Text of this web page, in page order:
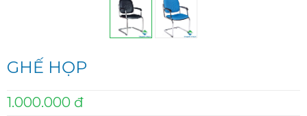
GHẾ HỌP
1.000.000 đ